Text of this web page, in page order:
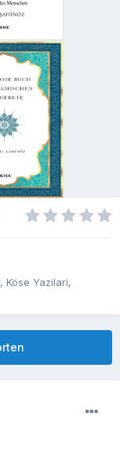
Köse Yazilari,